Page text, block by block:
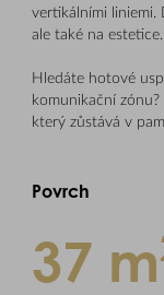
vertikálními liniemi.
ale také na estetice.
Hledáte hotové
komunikační
který zůstává v
Povrch
37 m